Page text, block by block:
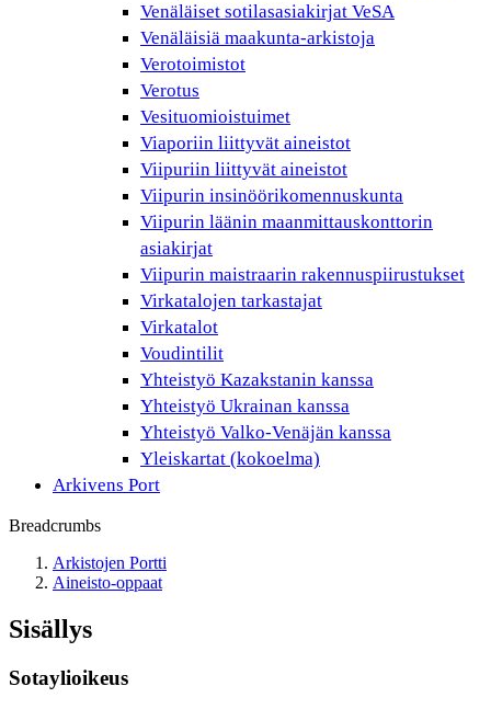
Venäläiset sotilasasiakirjat VeSA
Venäläisiä maakunta-arkistoja
Verotoimistot
Verotus
Vesituomioistuimet
Viaporiin liittyvät aineistot
Viipuriin liittyvät aineistot
Viipurin insinöörikomennuskunta
Viipurin läänin maanmittauskonttorin
asiakirjat
Viipurin maistraarin rakennuspiirustukset
Virkatalojen tarkastajat
Virkatalot
Voudintilit
Yhteistyö Kazakstanin kanssa
Yhteistyö Ukrainan kanssa
Yhteistyö Valko-Venäjän kanssa
Yleiskartat (kokoelma)
Arkivens Port
Breadcrumbs
Arkistojen Portti
Aineisto-oppaat
Sisällys
Sotaylioikeus